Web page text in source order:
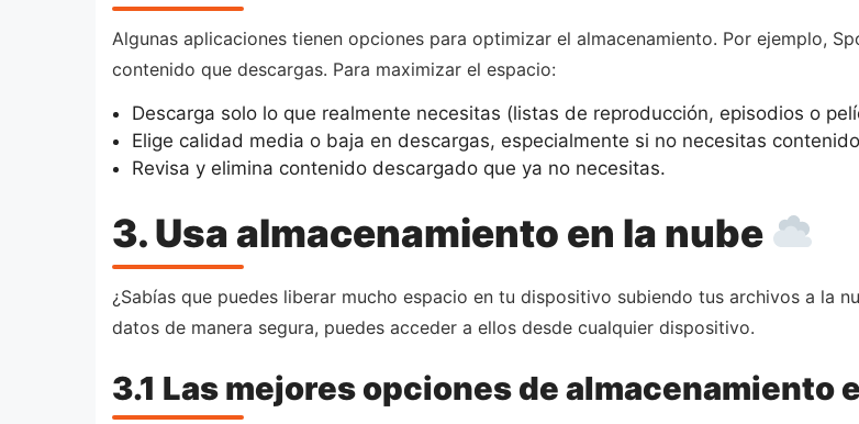
Algunas aplicaciones tienen opciones para optimizar el almacenamiento. Por ejemplo,
contenido que descargas. Para maximizar el espacio:
Descarga solo lo que realmente necesitas (listas de reproducción, episodios o
Elige calidad media o baja en descargas, especialmente si no necesitas
Revisa y elimina contenido descargado que ya no necesitas.
3. Usa almacenamiento en la nube
¿Sabías que puedes liberar mucho espacio en tu dispositivo subiendo tus archivos a la
datos de manera segura, puedes acceder a ellos desde cualquier dispositivo.
3.1 Las mejores opciones de almacenamiento